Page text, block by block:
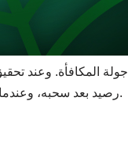
جولة المكافأة. وعند
رصيد بعد سحبه، وعندما يسحب الرصيد الجديد، يفوز. عادةً، لا حاجة لتنزيل أي تطبيق إضافي، أو التسجيل لفترة طويلة.